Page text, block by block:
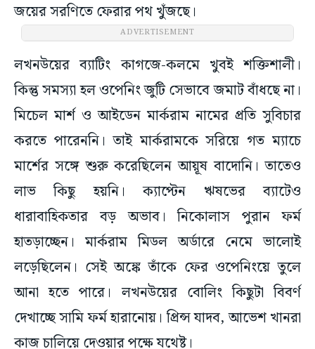
জয়ের সরণিতে ফেরার পথ খুঁজছে।
ADVERTISEMENT
লখনউয়ের ব্যাটিং কাগজে-কলমে খুবই শক্তিশালী।
কিন্তু সমস্যা হল ওপেনিং জুটি সেভাবে জমাট বাঁধছে না।
মিচেল মার্শ ও আইডেন মার্করাম নামের প্রতি সুবিচার
করতে পারেননি। তাই মার্করামকে সরিয়ে গত ম্যাচে
মার্শের সঙ্গে শুরু করেছিলেন আয়ূষ বাদোনি। তাতেও
লাভ কিছু হয়নি। ক্যাপ্টেন ঋষভের ব্যাটেও
ধারাবাহিকতার বড় অভাব। নিকোলাস পুরান ফর্ম
হাতড়াচ্ছেন। মার্করাম মিডল অর্ডারে নেমে ভালোই
লড়েছিলেন। সেই অঙ্কে তাঁকে ফের ওপেনিংয়ে তুলে
আনা হতে পারে। লখনউয়ের বোলিং কিছুটা বিবর্ণ
দেখাচ্ছে সামি ফর্ম হারানোয়। প্রিন্স যাদব, আভেশ খানরা
কাজ চালিয়ে দেওয়ার পক্ষে যথেষ্ট।